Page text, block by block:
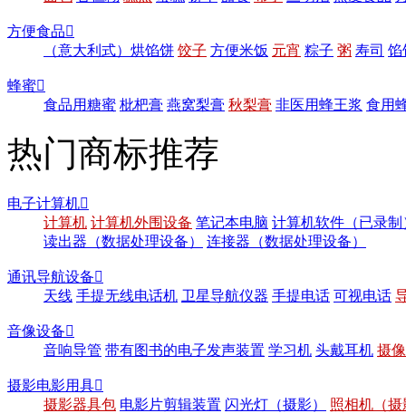
方便食品
（意大利式）烘馅饼 饺子 方便米饭 元宵 粽子 粥 寿司 馅
蜂蜜
食品用糖蜜 枇杷膏 燕窝梨膏 秋梨膏 非医用蜂王浆 食用
热门商标推荐
电子计算机
计算机 计算机外围设备 笔记本电脑 计算机软件（已录制
读出器（数据处理设备）
连接器（数据处理设备）
通讯导航设备
天线 手提无线电话机 卫星导航仪器 手提电话 可视电话
音像设备
音响导管 带有图书的电子发声装置 学习机 头戴耳机 摄
摄影电影用具
摄影器具包 电影片剪辑装置 闪光灯（摄影） 照相机（摄